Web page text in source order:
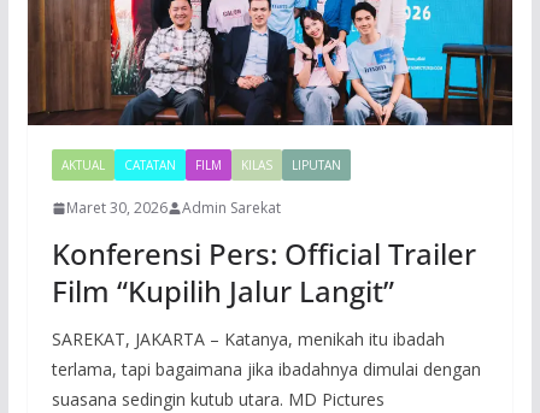
AKTUAL CATATAN FILM KILAS LIPUTAN
Maret 30, 2026 Admin Sarekat
Konferensi Pers: Official Trailer
Film “Kupilih Jalur Langit”
SAREKAT, JAKARTA – Katanya, menikah itu ibadah
terlama, tapi bagaimana jika ibadahnya dimulai dengan
suasana sedingin kutub utara. MD Pictures